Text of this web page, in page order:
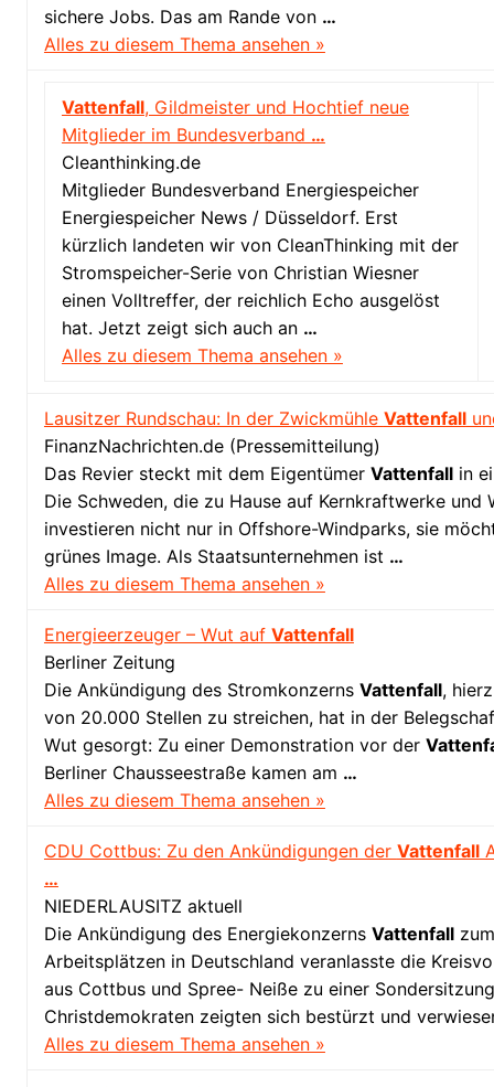
sichere Jobs. Das am Rande von …
Alles zu diesem Thema ansehen »
Vattenfall, Gildmeister und Hochtief neue
Mitglieder im Bundesverband …
Cleanthinking.de
Mitglieder Bundesverband Energiespeicher
Energiespeicher News / Düsseldorf. Erst
kürzlich landeten wir von CleanThinking mit der
Stromspeicher-Serie von Christian Wiesner
einen Volltreffer, der reichlich Echo ausgelöst
hat. Jetzt zeigt sich auch an …
Alles zu diesem Thema ansehen »
Lausitzer Rundschau: In der Zwickmühle Vattenfall
FinanzNachrichten.de (Pressemitteilung)
Das Revier steckt mit dem Eigentümer Vattenfallin
Die Schweden, die zu Hause auf Kernkraftwerke und
investieren nicht nur in Offshore-Windparks, sie
grünes Image. Als Staatsunternehmen ist …
Alles zu diesem Thema ansehen »
Energieerzeuger – Wut auf Vattenfall
Berliner Zeitung
Die Ankündigung des Stromkonzerns Vattenfall,
von 20.000 Stellen zu streichen, hat in der
Wut gesorgt: Zu einer Demonstration vor der
Berliner Chausseestraße kamen am …
Alles zu diesem Thema ansehen »
CDU Cottbus: Zu den Ankündigungen der Vattenfall
…
NIEDERLAUSITZ aktuell
Die Ankündigung des Energiekonzerns Vattenfall
Arbeitsplätzen in Deutschland veranlasste die
aus Cottbus und Spree- Neiße zu einer
Christdemokraten zeigten sich bestürzt und
Alles zu diesem Thema ansehen »